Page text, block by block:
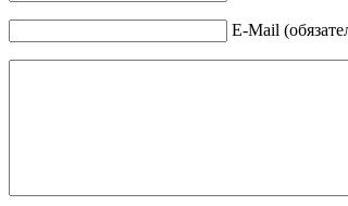
E-Mail